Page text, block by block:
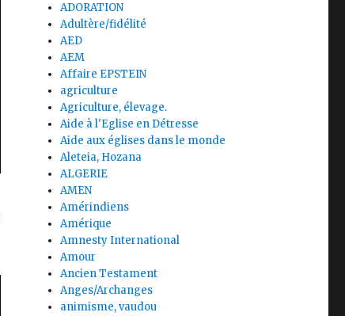
ADORATION
Adultère/fidélité
AED
AEM
Affaire EPSTEIN
agriculture
Agriculture, élevage.
Aide à l'Eglise en Détresse
Aide aux églises dans le monde
Aleteia, Hozana
ALGERIE
AMEN
Amérindiens
Amérique
Amnesty International
Amour
Ancien Testament
Anges/Archanges
animisme, vaudou